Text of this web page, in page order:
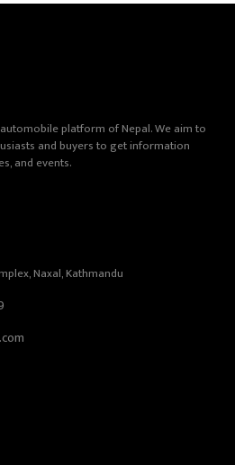
platform of Nepal. We aim to
and buyers to get information
and events.
Naxal, Kathmandu